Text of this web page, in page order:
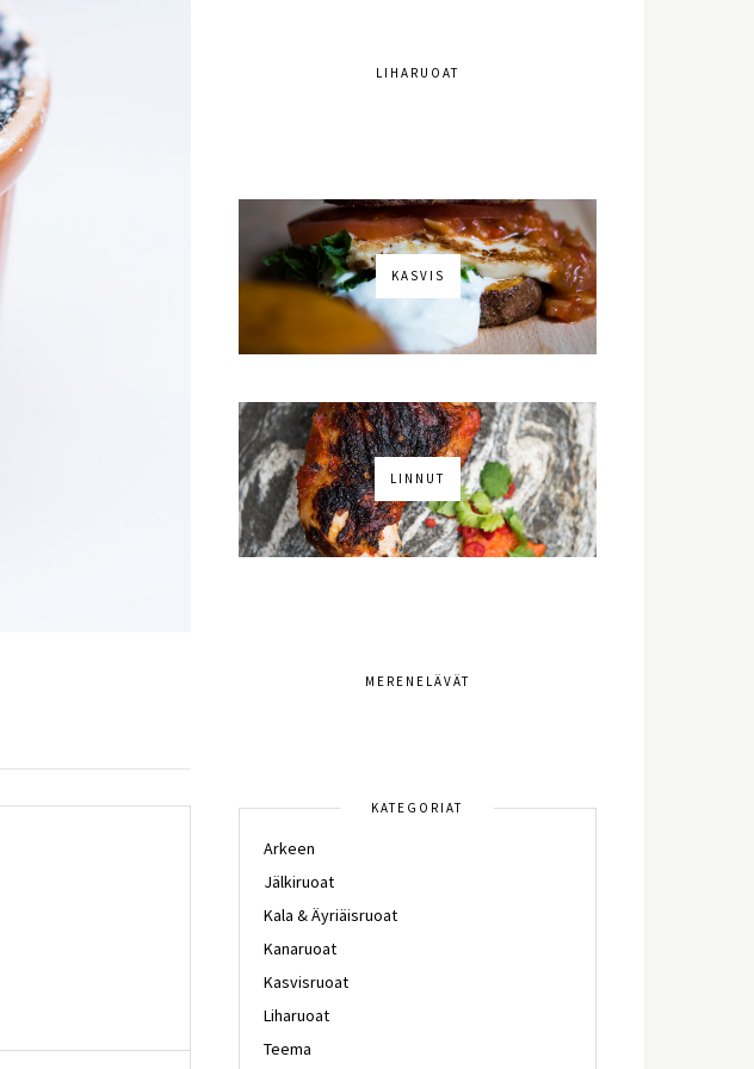
LIHARUOAT
KASVIS
LINNUT
MERENELÄVÄT
KATEGORIAT
Arkeen
Jälkiruoat
Kala & Äyriäisruoat
Kanaruoat
Kasvisruoat
Liharuoat
Teema